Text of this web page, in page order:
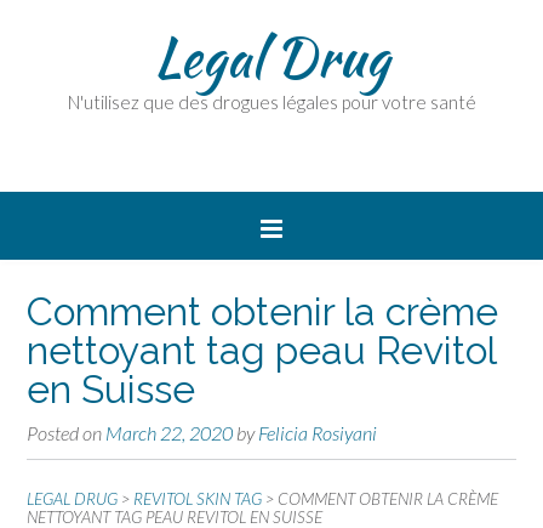
Legal Drug
N'utilisez que des drogues légales pour votre santé
Comment obtenir la crème
nettoyant tag peau Revitol
en Suisse
Posted on March 22, 2020 byFelicia Rosiyani
LEGAL DRUG > REVITOL SKIN TAG > COMMENT OBTENIR LA CRÈME
NETTOYANT TAG PEAU REVITOL EN SUISSE